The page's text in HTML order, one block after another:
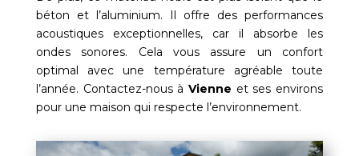
béton et l’aluminium. Il offre des performances
acoustiques exceptionnelles, car il absorbe les
ondes sonores. Cela vous assure un confort
optimal avec une température agréable toute
l’année. Contactez-nous à Vienne et ses environs
pour une maison qui respecte l’environnement.